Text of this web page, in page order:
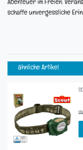
Abenteuer im Freien.
schaffe unvergessliche
ähnliche Artikel